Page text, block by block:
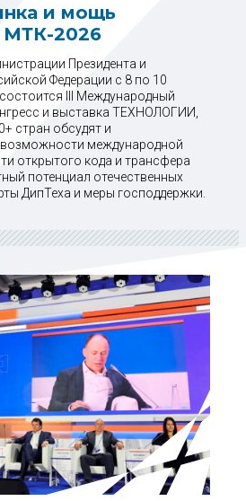
и мощь
МТК-2026
Президента и
Федерации с 8 по 10
III Международный
и выставка ТЕХНОЛОГИИ,
стран обсудят и
международной
открытого кода и трансфера
потенциал отечественных
ДипТеха и меры господдержки.